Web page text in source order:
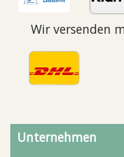
Wir versenden
Unternehmen